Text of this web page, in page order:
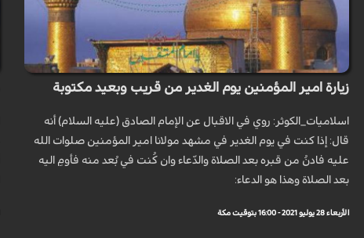
زيارة امير المؤمنين يوم الغدير من قريب وبعيد مكتوبة
اسلاميات_الكوثر: روي في الاقبال عن الإمام الصادق (عليه السلام) أنه
قال: إذا كنت في يوم الغدير في مشهد مولانا امير المؤمنين صلوات الله
عليه فادنُ من قبره بعد الصّلاة والدّعاء وان كُنت في بُعد منه فأومِ اليه
بعد الصلاة وهذا هو الدعاء:
الأربعاء 28 يوليو 2021 - 16:00 بتوقيت مكة